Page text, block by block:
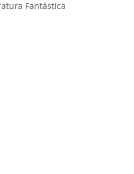
Fantástica